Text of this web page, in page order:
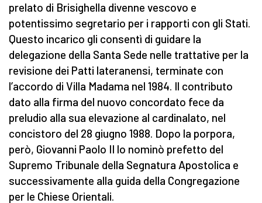
prelato di Brisighella divenne vescovo e
potentissimo segretario per i rapporti con gli Stati.
Questo incarico gli consentì di guidare la
delegazione della Santa Sede nelle trattative per la
revisione dei Patti lateranensi, terminate con
l’accordo di Villa Madama nel 1984. Il contributo
dato alla firma del nuovo concordato fece da
preludio alla sua elevazione al cardinalato, nel
concistoro del 28 giugno 1988. Dopo la porpora,
però, Giovanni Paolo II lo nominò prefetto del
Supremo Tribunale della Segnatura Apostolica e
successivamente alla guida della Congregazione
per le Chiese Orientali.